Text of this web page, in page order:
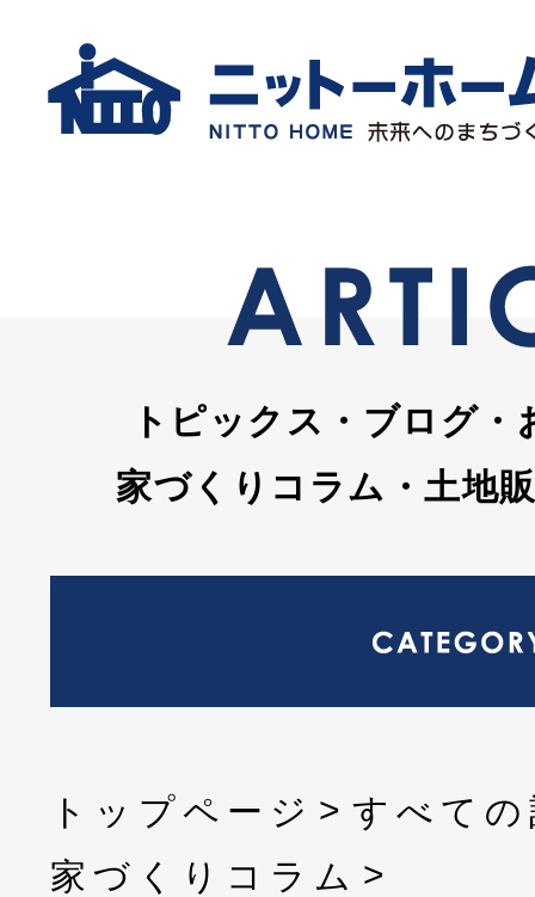
トピックス・ブログ・
家づくりコラム・土地
トップページ
すべて
家づくりコラム